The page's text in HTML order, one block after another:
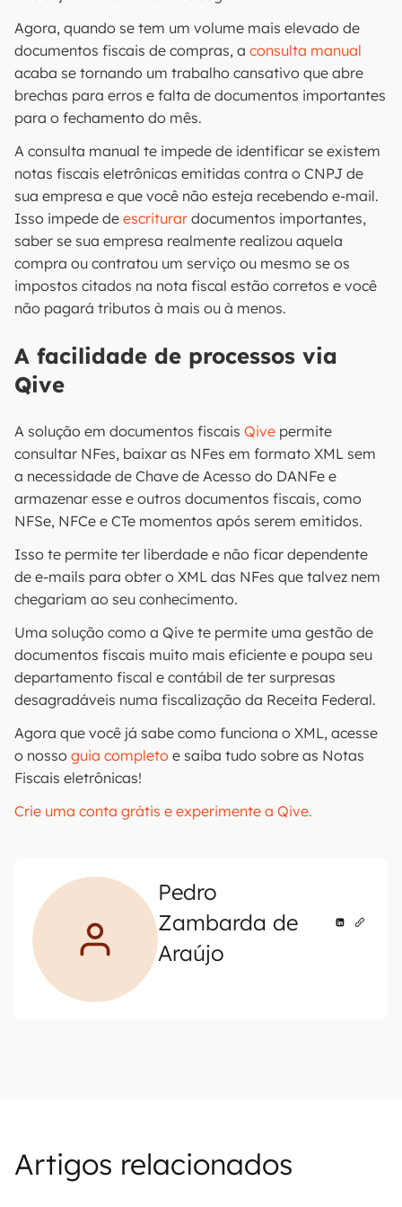
Agora, quando se tem um volume mais elevado de
documentos fiscais de compras, a consulta manual
acaba se tornando um trabalho cansativo que abre
brechas para erros e falta de documentos importantes
para o fechamento do mês.
A consulta manual te impede de identificar se existem
notas fiscais eletrônicas emitidas contra o CNPJ de
sua empresa e que você não esteja recebendo e-mail.
Isso impede de escriturar documentos importantes,
saber se sua empresa realmente realizou aquela
compra ou contratou um serviço ou mesmo se os
impostos citados na nota fiscal estão corretos e você
não pagará tributos à mais ou à menos.
A facilidade de processos via
Qive
A solução em documentos fiscais Qive permite
consultar NFes, baixar as NFes em formato XML sem
a necessidade de Chave de Acesso do DANFe e
armazenar esse e outros documentos fiscais, como
NFSe, NFCe e CTe momentos após serem emitidos.
Isso te permite ter liberdade e não ficar dependente
de e-mails para obter o XML das NFes que talvez nem
chegariam ao seu conhecimento.
Uma solução como a Qive te permite uma gestão de
documentos fiscais muito mais eficiente e poupa seu
departamento fiscal e contábil de ter surpresas
desagradáveis numa fiscalização da Receita Federal.
Agora que você já sabe como funciona o XML, acesse
o nosso guia completo e saiba tudo sobre as Notas
Fiscais eletrônicas!
Crie uma conta grátis e experimente a Qive.
Pedro
Zambarda de
Araújo
Artigos relacionados